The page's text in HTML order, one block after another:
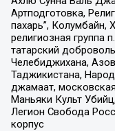
Артподготовка,
пахарь”, Колумбайн,
религиозная группа
татарский
Челебиджихана,
Таджикистана,
джамаат,
Маньяки Культ
Легион Свобода
корпус